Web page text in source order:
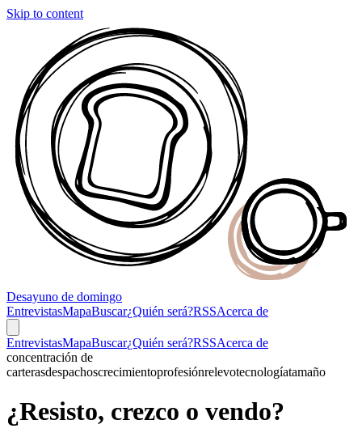
Skip to content
Desayuno de domingo
EntrevistasMapaBuscar¿Quién será?RSSAcerca de
EntrevistasMapaBuscar¿Quién será?RSSAcerca de
concentración de
carterasdespachoscrecimientoprofesiónrelevotecnologíatamaño
¿Resisto, crezco o vendo?